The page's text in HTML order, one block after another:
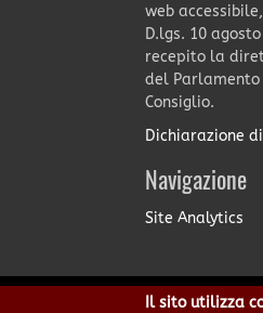
web
D.lgs. 10
recepito la
del
Consiglio.
Dichiarazione
Navigazione
Site Analytics
Il sito utilizza